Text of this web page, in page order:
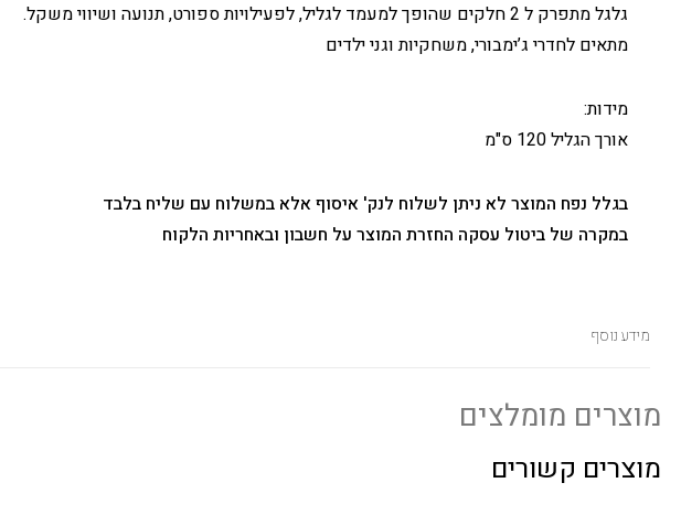
גלגל מתפרק ל 2 חלקים שהופך למעמד לגליל, לפעילויות ספורט, תנועה ושיווי משקל.
מתאים לחדרי ג’ימבורי, משחקיות וגני ילדים
מידות:
אורך הגליל 120 ס"מ
בגלל נפח המוצר לא ניתן לשלוח לנק' איסוף אלא במשלוח עם שליח בלבד
במקרה של ביטול עסקה החזרת המוצר על חשבון ובאחריות הלקוח
מידע נוסף
מוצרים מומלצים
מוצרים קשורים